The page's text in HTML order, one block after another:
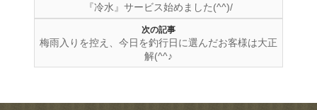
『冷水』サービス始めました(^^)/
次の記事
梅雨入りを控え、今日を釣行日に選んだお客様は大正
解(^^♪